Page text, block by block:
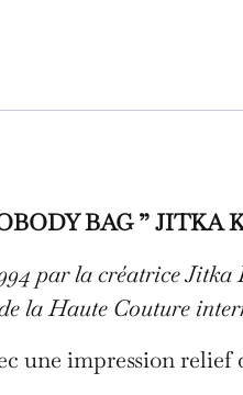
BAG ” JITKA
par la créatrice
la Haute Couture
une impression relief